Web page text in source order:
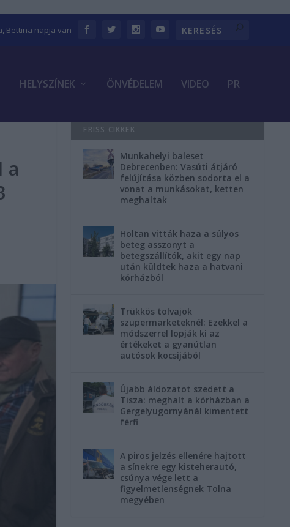
Bettina napja van
HELYSZÍNEK ÖNVÉDELEM VIDEO PR
a
FRISS CIKKEK
Munkahelyi baleset
Debrecenben: Vasúti átjáró
felújítása közben sodorta el a
vonat a munkásokat, ketten
meghaltak
Holtan vitták haza a súlyos
beteg asszonyt a
betegszállítók, akit egy nap
után küldtek haza a hatvani
kórházból
Trükkös tolvajok
szupermarketeknél: Ezekkel a
módszerrel lopják ki az
értékeket a gyanútlan
autósok kocsijából
Újabb áldozatot szedett a
Tisza: meghalt a kórházban a
Gergelyugornyánál kimentett
férfi
A piros jelzés ellenére hajtott
a sínekre egy kisteherautó,
csúnya vége lett a
figyelmetlenségnek Tolna
megyében